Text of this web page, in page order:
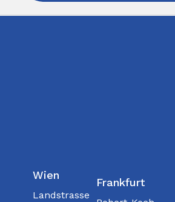
Wien
Landstrasse
Frankfurt